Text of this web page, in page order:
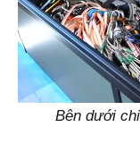
Bên dưới